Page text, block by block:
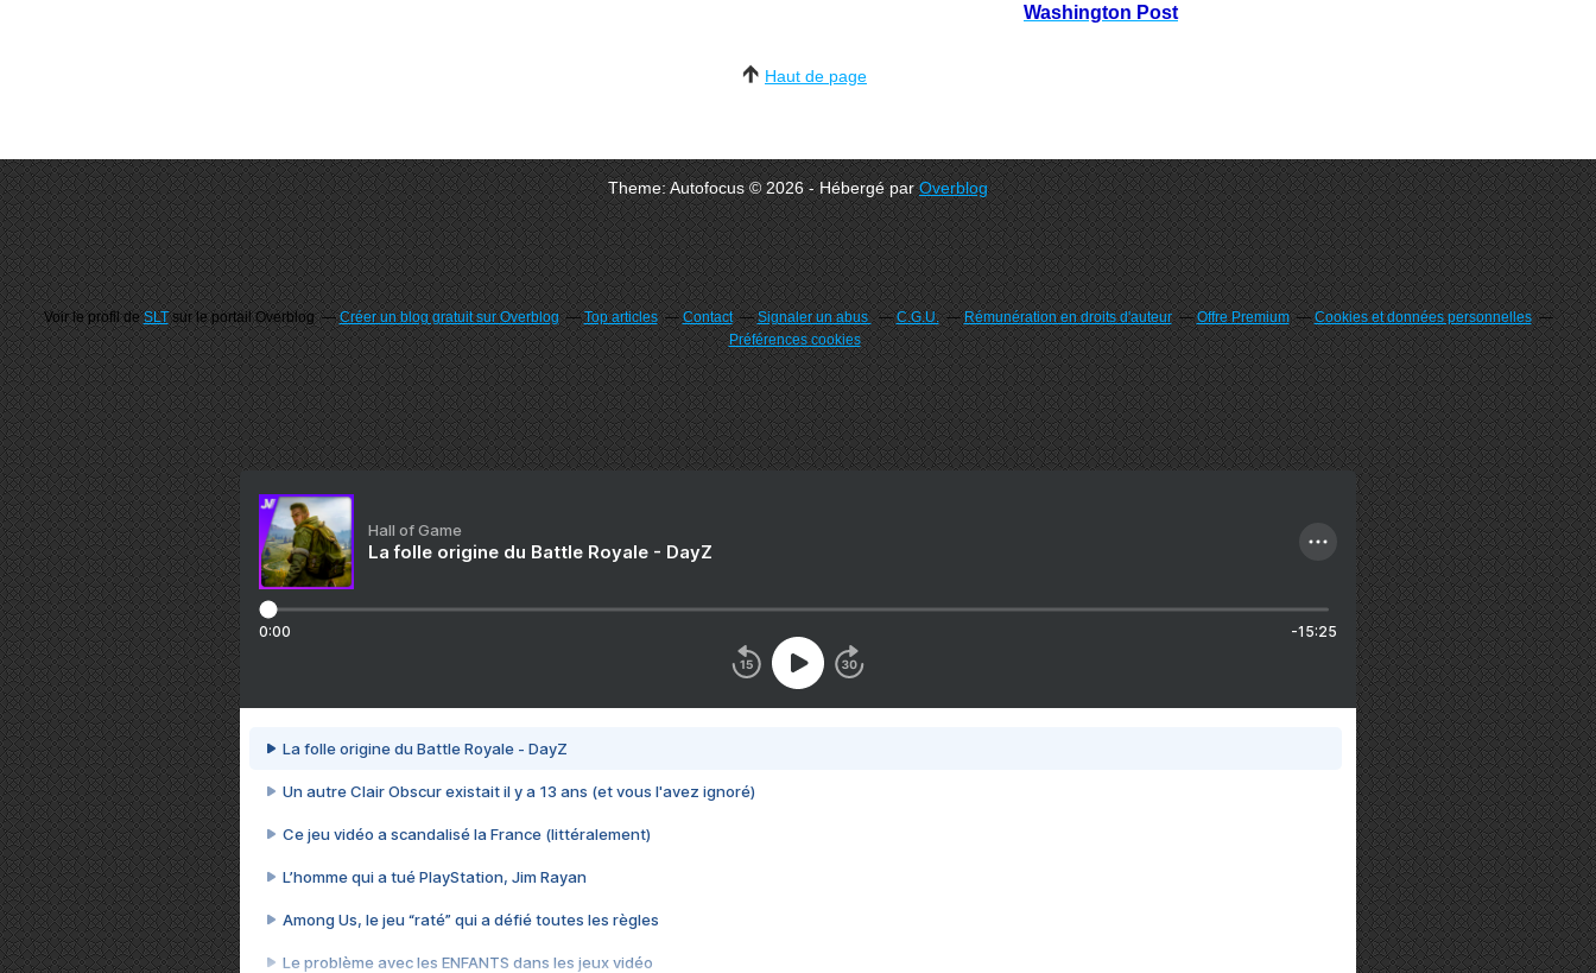
Washington Post
Haut de page
Theme: Autofocus © 2026 - Hébergé parOverblog
Voir le profil deSLTsur le portail Overblog Créer un blog gratuit sur Overblog Top articles Contact Signaler un abus C.G.U. Rémunération en droits d'auteur Offre Premium
Cookies et données personnelles
Préférences cookies
Hall of Game
La folle origine du Battle Royale - DayZ
0:00 -15:25
La folle origine du Battle Royale - DayZ
Un autre Clair Obscur existait il y a 13 ans (et vous l'avez ignoré)
Ce jeu vidéo a scandalisé la France (littéralement)
L’homme qui a tué PlayStation, Jim Rayan
Among Us, le jeu “raté” qui a défié toutes les règles
Le problème avec les ENFANTS dans les jeux vidéo